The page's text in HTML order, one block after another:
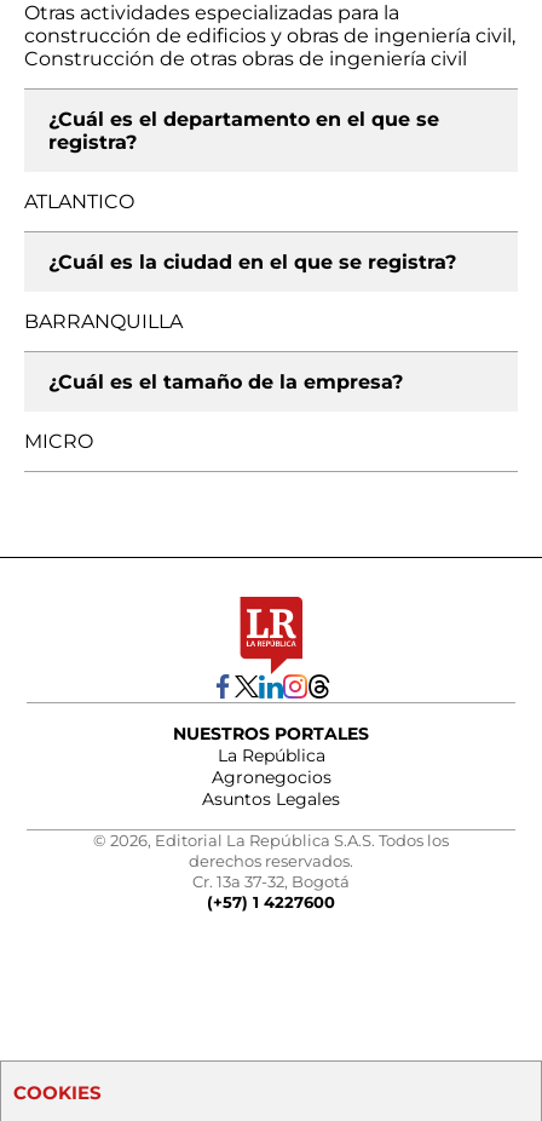
Otras actividades especializadas para la
construcción de edificios y obras de ingeniería civil,
Construcción de otras obras de ingeniería civil
¿Cuál es el departamento en el que se
registra?
ATLANTICO
¿Cuál es la ciudad en el que se registra?
BARRANQUILLA
¿Cuál es el tamaño de la empresa?
MICRO
NUESTROS PORTALES
La República
Agronegocios
Asuntos Legales
© 2026, Editorial La República S.A.S. Todos los
derechos reservados.
Cr. 13a 37-32, Bogotá
(+57) 1 4227600
COOKIES